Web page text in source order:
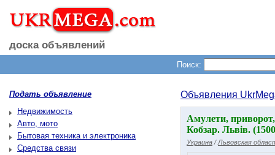
доска объявлений
Поиск:
Подать объявление
Недвижимость
Авто, мото
Бытовая техника и электроника
Средства связи
Объявления
Амулети,
Кобзар. Львів.
Украина /Львовская